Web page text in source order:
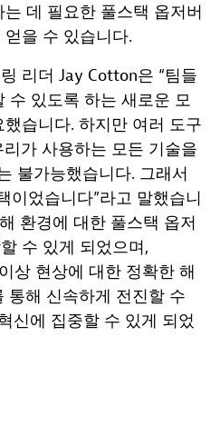
데 필요한 풀스택 옵저버
을 수 있습니다.
리더 Jay Cotton은 “팀들
수 있도록 하는 새로운 모
습니다. 하지만 여러 도구
가 사용하는 모든 기술을
불가능했습니다. 그래서
이었습니다”라고 말했습니
환경에 대한 풀스택 옵저
수 있게 되었으며,
상 현상에 대한 정확한 해
통해 신속하게 전진할 수
신에 집중할 수 있게 되었